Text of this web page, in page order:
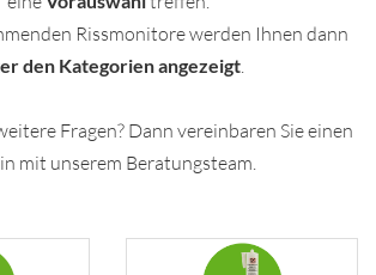
Rissmonitore werden Ihnen dann
den Kategorien angezeigt.
Fragen? Dann vereinbaren Sie einen
mit unserem Beratungsteam.